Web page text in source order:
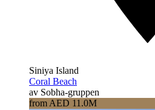
Siniya Island
Coral Beach
av Sobha-gruppen
from AED 11.0M